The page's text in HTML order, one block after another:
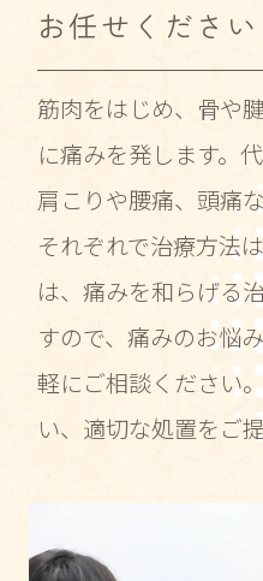
お任せください
筋肉をはじめ、骨や
に痛みを発します。
肩こりや腰痛、頭痛
それぞれで治療方法
は、痛みを和らげる
すので、痛みのお悩
軽にご相談ください
い、適切な処置をご